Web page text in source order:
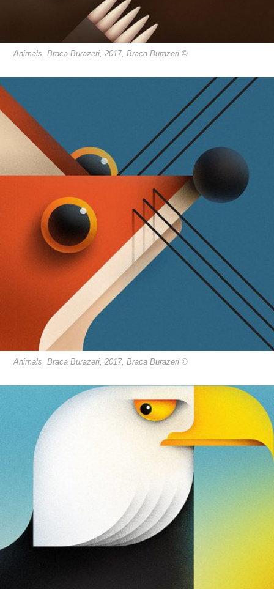
Animals, Braca Burazeri, 2017, Braca Burazeri ©
Animals, Braca Burazeri, 2017, Braca Burazeri ©